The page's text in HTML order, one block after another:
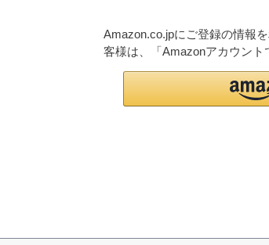
Amazon.co.jpにご登録の情報
客様は、「Amazonアカウント